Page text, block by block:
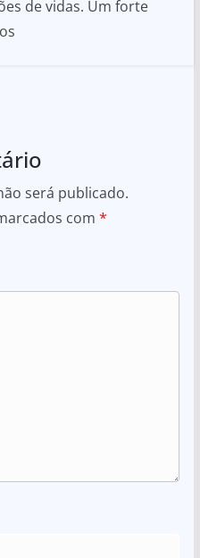
de vidas. Um forte
será publicado.
com *